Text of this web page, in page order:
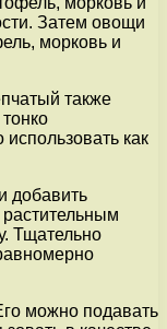
Затем овощи
морковь и
также
как
добавить
Тщательно
можно подавать